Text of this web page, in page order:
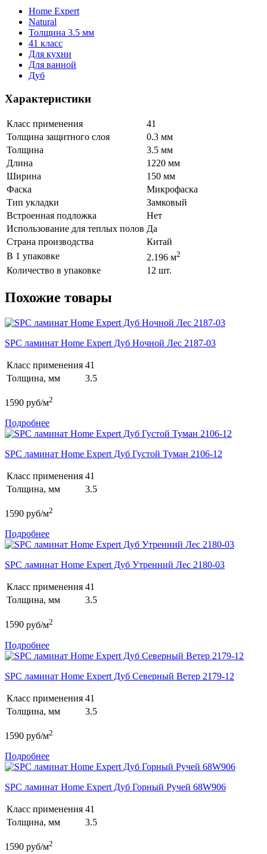
Home Expert
Natural
Толщина 3.5 мм
41 класс
Для кухни
Для ванной
Дуб
Характеристики
Класс применения
41
Толщина защитного слоя
0.3 мм
Толщина
3.5 мм
Длина
1220 мм
Ширина
150 мм
Фаска
Микрофаска
Тип укладки
Замковый
Встроенная подложка
Нет
Использование для теплых полов Да
Страна производства
Китай
В 1 упаковке
2.196 м2
Количество в упаковке 12 шт.
Похожие товары
SPC ламинат Home Expert Дуб Ночной Лес 2187-03
Класс применения 41
Толщина, мм
3.5
1590 руб/м2
Подробнее
SPC ламинат Home Expert Дуб Густой Туман 2106-12
Класс применения 41
Толщина, мм
3.5
1590 руб/м2
Подробнее
SPC ламинат Home Expert Дуб Утренний Лес 2180-03
Класс применения 41
Толщина, мм
3.5
1590 руб/м2
Подробнее
SPC ламинат Home Expert Дуб Северный Ветер 2179-12
Класс применения 41
Толщина, мм
3.5
1590 руб/м2
Подробнее
SPC ламинат Home Expert Дуб Горный Ручей 68W906
Класс применения 41
Толщина, мм
3.5
1590 руб/м2